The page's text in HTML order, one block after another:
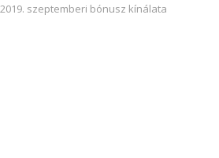
szeptemberi bónusz kínálata